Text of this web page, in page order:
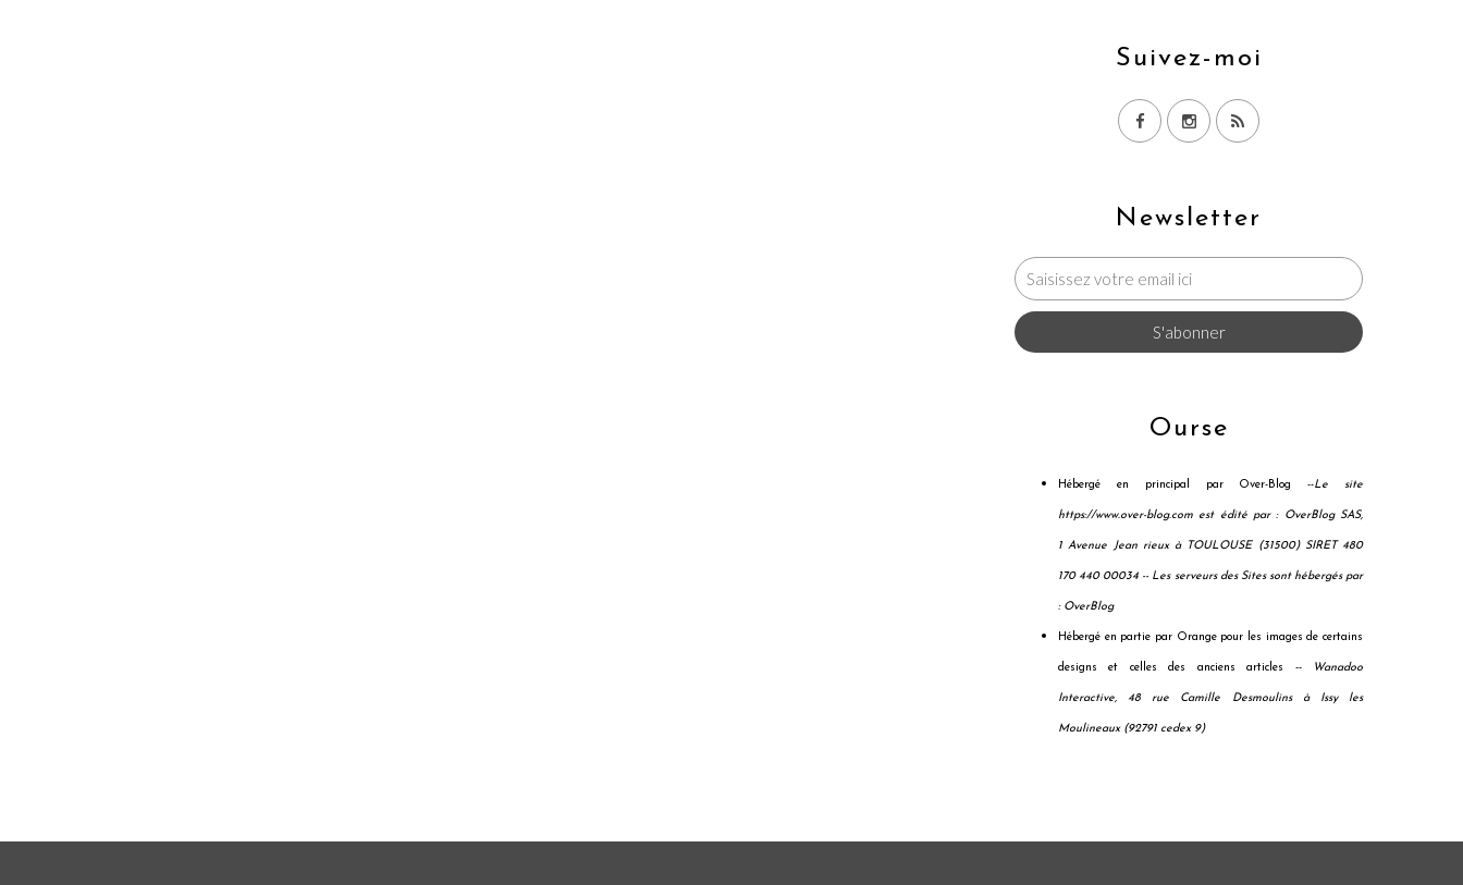
Newsletter
Suivez-moi
Ourse
Hébergé en principal par Over-Blog --Le site
https://www.over-blog.com est édité par : OverBlog SAS,
1 Avenue Jean rieux à TOULOUSE (31500) SIRET 480
170 440 00034 -- Les serveurs des Sites sont hébergés par
: OverBlog
Hébergé en partie par Orange pour les images de certains
designs et celles des anciens articles -- Wanadoo
Interactive, 48 rue Camille Desmoulins à Issy les
Moulineaux (92791 cedex 9)